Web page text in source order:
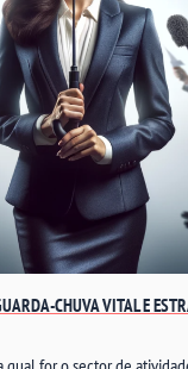
CHUVA VITAL E